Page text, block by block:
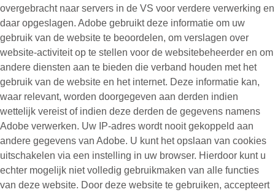
overgebracht naar servers in de VS voor verdere verwerking en
daar opgeslagen. Adobe gebruikt deze informatie om uw
gebruik van de website te beoordelen, om verslagen over
website-activiteit op te stellen voor de websitebeheerder en om
andere diensten aan te bieden die verband houden met het
gebruik van de website en het internet. Deze informatie kan,
waar relevant, worden doorgegeven aan derden indien
wettelijk vereist of indien deze derden de gegevens namens
Adobe verwerken. Uw IP-adres wordt nooit gekoppeld aan
andere gegevens van Adobe. U kunt het opslaan van cookies
uitschakelen via een instelling in uw browser. Hierdoor kunt u
echter mogelijk niet volledig gebruikmaken van alle functies
van deze website. Door deze website te gebruiken, accepteert